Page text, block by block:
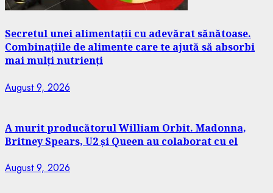
Secretul unei alimentații cu adevărat sănătoase.
Combinațiile de alimente care te ajută să absorbi
mai mulți nutrienți
August 9, 2026
A murit producătorul William Orbit. Madonna,
Britney Spears, U2 și Queen au colaborat cu el
August 9, 2026